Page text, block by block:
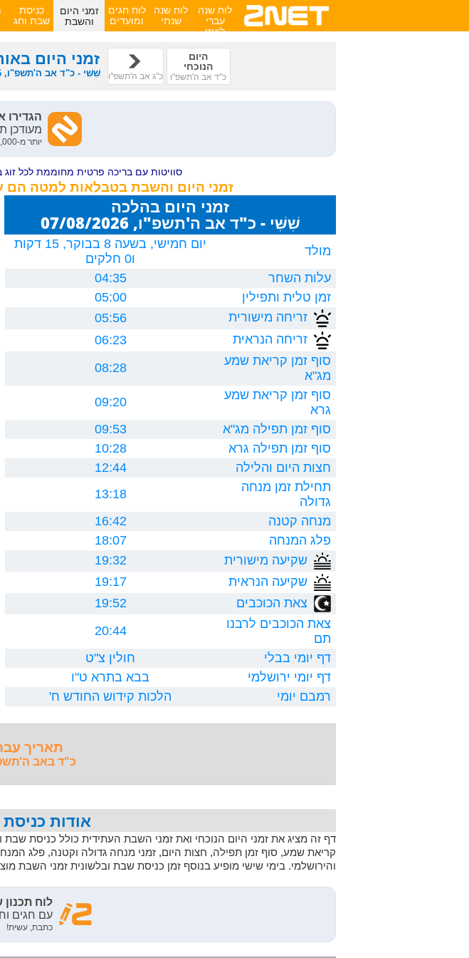
לוח שנה
עברי
לועזי
לוח שנה
שנתי
לוח חגים
ומועדים
זמני היום
והשבת
כניסת
שבת וחג
היום
הנוכחי
כ"ד אב ה'תשפ"ו כ"ג אב ה'תשפ"ו
זמני היום
שִׁשִּׁי - כ"ד אב ה'תשפ"ו, 07/08/2026
סוויטות עם בריכה פרטית מחוממת לכל זוג באתר
זמני היום והשבת בטבלאות למטה הם
זמני היום בהלכה
שִׁשִּׁי - כ"ד אב ה'תשפ"ו, 07/08/2026
מולד
יום חמישי, בשעה 8 בבוקר, 15 דקות
ו0 חלקים
עלות השחר
04:35
זמן טלית ותפילין
05:00
זריחה מישורית
05:56
זריחה הנראית
06:23
סוף זמן קריאת שמע
מג"א
08:28
סוף זמן קריאת שמע
גרא
09:20
סוף זמן תפילה מג"א
09:53
סוף זמן תפילה גרא
10:28
חצות היום והלילה
12:44
תחילת זמן מנחה
גדולה
13:18
מנחה קטנה
16:42
פלג המנחה
18:07
שקיעה מישורית
19:32
שקיעה הנראית
19:17
צאת הכוכבים
19:52
צאת הכוכבים לרבנו
תם
20:44
דף יומי בבלי
חולין צ"ט
דף יומי ירושלמי
בבא בתרא ט"ו
רמבם יומי
הלכות קידוש החודש ח'
תאריך
כ"ד באב ה'תשפ"ו, 7
אודות
דף זה מציג את זמני היום הנוכחי ואת זמני השבת העתידית כולל כניסת שבת
קריאת שמע, סוף זמן תפילה, חצות היום, זמני מנחה גדולה וקטנה, פלג
והירושלמי. בימי שישי מופיע בנוסף זמן כניסת שבת ובלשונית זמני השבת